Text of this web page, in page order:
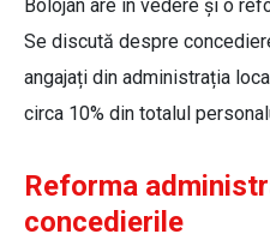
Bolojan are în vedere și o
Se discută despre
angajați din administrația
circa 10% din totalul
Reforma
concedierile